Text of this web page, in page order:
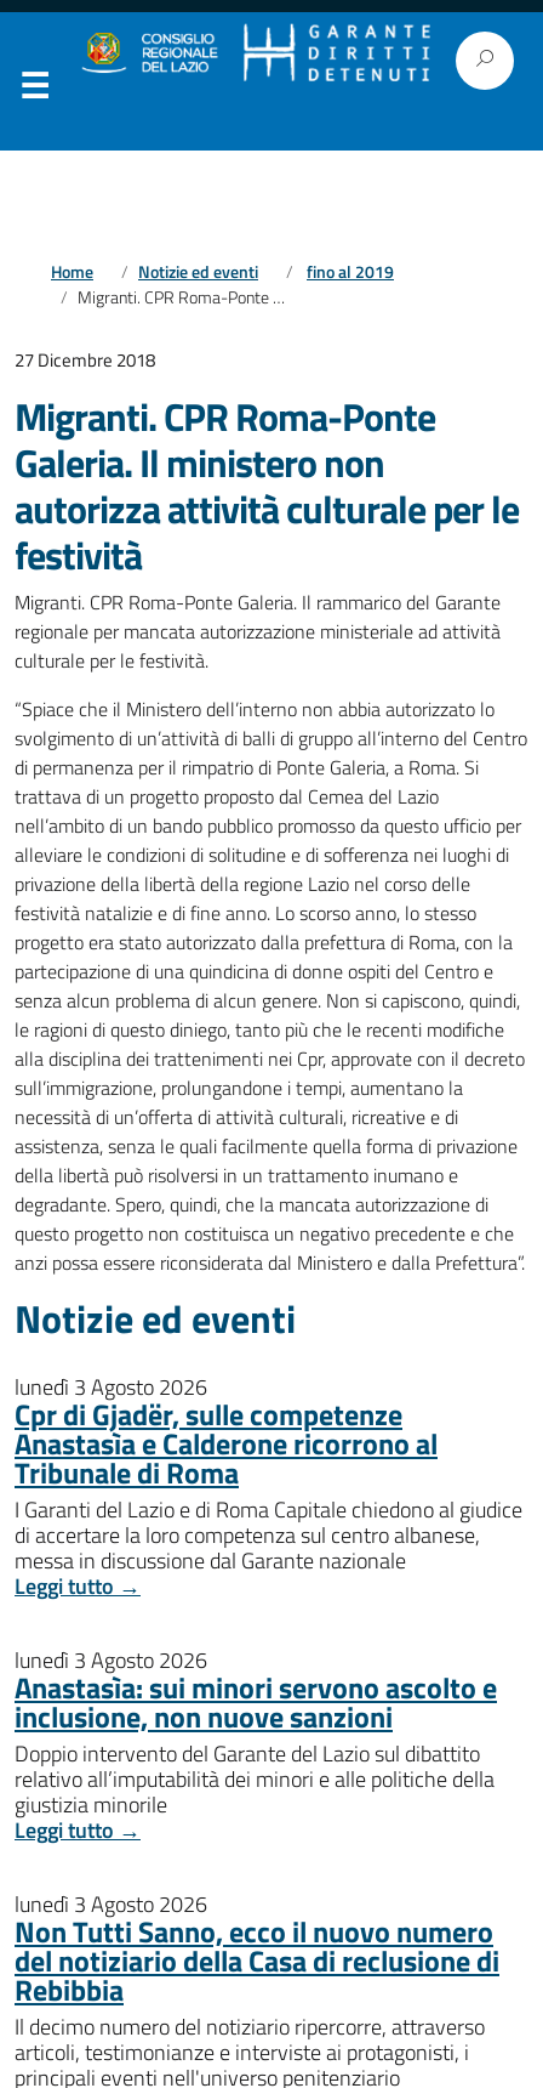
Home Notizie ed eventi
fino al 2019
Migranti. CPR Roma-Ponte Galeria. Il ministero non autorizza attività culturale per le festività
27 Dicembre 2018
Migranti. CPR Roma-Ponte
Galeria. Il ministero non
autorizza attività culturale per le
festività
Migranti. CPR Roma-Ponte Galeria. Il rammarico del Garante
regionale per mancata autorizzazione ministeriale ad attività
culturale per le festività.
“Spiace che il Ministero dell’interno non abbia autorizzato lo
svolgimento di un’attività di balli di gruppo all’interno del Centro
di permanenza per il rimpatrio di Ponte Galeria, a Roma. Si
trattava di un progetto proposto dal Cemea del Lazio
nell’ambito di un bando pubblico promosso da questo ufficio per
alleviare le condizioni di solitudine e di sofferenza nei luoghi di
privazione della libertà della regione Lazio nel corso delle
festività natalizie e di fine anno. Lo scorso anno, lo stesso
progetto era stato autorizzato dalla prefettura di Roma, con la
partecipazione di una quindicina di donne ospiti del Centro e
senza alcun problema di alcun genere. Non si capiscono, quindi,
le ragioni di questo diniego, tanto più che le recenti modifiche
alla disciplina dei trattenimenti nei Cpr, approvate con il decreto
sull’immigrazione, prolungandone i tempi, aumentano la
necessità di un’offerta di attività culturali, ricreative e di
assistenza, senza le quali facilmente quella forma di privazione
della libertà può risolversi in un trattamento inumano e
degradante. Spero, quindi, che la mancata autorizzazione di
questo progetto non costituisca un negativo precedente e che
anzi possa essere riconsiderata dal Ministero e dalla Prefettura”.
Notizie ed eventi
lunedì 3 Agosto 2026
Cpr di Gjadër, sulle competenze
Anastasìa e Calderone ricorrono al
Tribunale di Roma
I Garanti del Lazio e di Roma Capitale chiedono al giudice
di accertare la loro competenza sul centro albanese,
messa in discussione dal Garante nazionale
Leggi tutto →
lunedì 3 Agosto 2026
Anastasìa: sui minori servono ascolto e
inclusione, non nuove sanzioni
Doppio intervento del Garante del Lazio sul dibattito
relativo all’imputabilità dei minori e alle politiche della
giustizia minorile
Leggi tutto →
lunedì 3 Agosto 2026
Non Tutti Sanno, ecco il nuovo numero
del notiziario della Casa di reclusione di
Rebibbia
Il decimo numero del notiziario ripercorre, attraverso
articoli, testimonianze e interviste ai protagonisti, i
principali eventi nell'universo penitenziario